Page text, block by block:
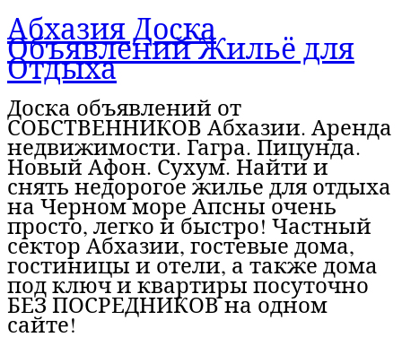
Абхазия Доска
Объявлений Жильё для
Отдыха
Доска объявлений от
СОБСТВЕННИКОВ Абхазии. Аренда
недвижимости. Гагра. Пицунда.
Новый Афон. Сухум. Найти и
снять недорогое жилье для отдыха
на Черном море Апсны очень
просто, легко и быстро! Частный
сектор Абхазии, гостевые дома,
гостиницы и отели, а также дома
под ключ и квартиры посуточно
БЕЗ ПОСРЕДНИКОВ на одном
сайте!